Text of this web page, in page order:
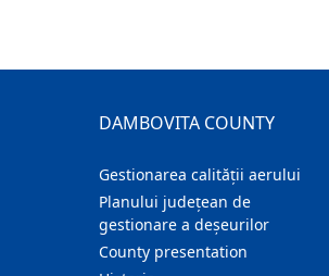
DAMBOVITA COUNTY
Gestionarea calității aerului
Planului județean de
gestionare a deșeurilor
County presentation